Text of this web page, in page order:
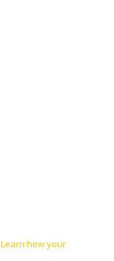
Learn how your